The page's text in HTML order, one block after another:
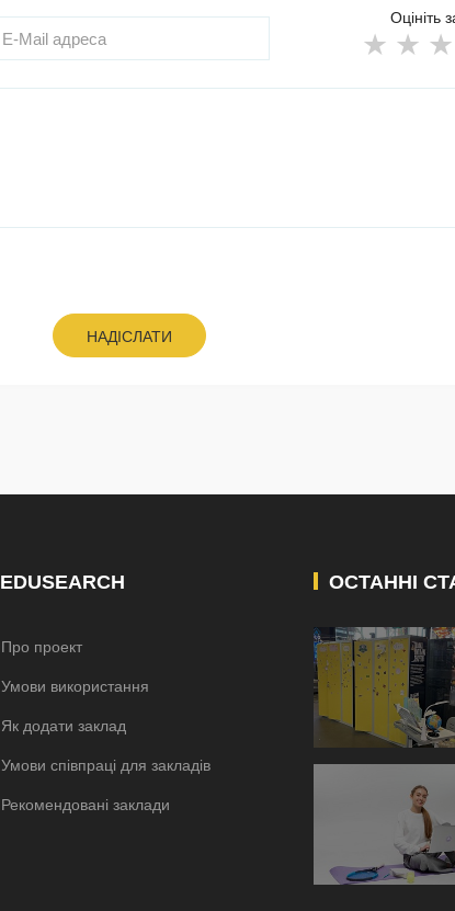
Оцініть
НАДІСЛАТИ
EDUSEARCH
Про проект
Умови використання
Як додати заклад
Умови співпраці для закладів
Рекомендовані заклади
ОСТАННІ